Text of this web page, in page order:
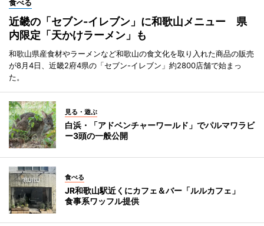
食べる
近畿の「セブン-イレブン」に和歌山メニュー 県
内限定「天かけラーメン」も
和歌山県産食材やラーメンなど和歌山の食文化を取り入れた商品の販売
が8月4日、近畿2府4県の「セブン-イレブン」約2800店舗で始まっ
た。
見る・遊ぶ
白浜・「アドベンチャーワールド」でパルマワラビ
ー3頭の一般公開
食べる
JR和歌山駅近くにカフェ＆バー「ルルカフェ」
食事系ワッフル提供